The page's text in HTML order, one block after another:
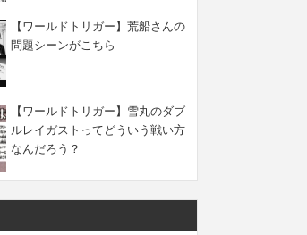
【ワールドトリガー】荒船さんの
問題シーンがこちら
【ワールドトリガー】雪丸のダブ
ルレイガストってどういう戦い方
なんだろう？